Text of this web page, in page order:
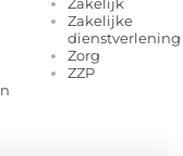
Zakelijke
dienstverlening
Zorg
ZZP